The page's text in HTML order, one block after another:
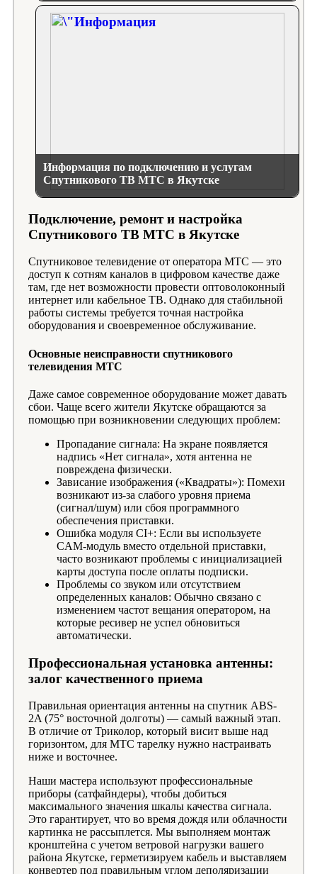
Информация по подключению и услугам
Спутникового ТВ МТС в Якутске
Подключение, ремонт и настройка
Спутникового ТВ МТС в Якутске
Спутниковое телевидение от оператора МТС — это
доступ к сотням каналов в цифровом качестве даже
там, где нет возможности провести оптоволоконный
интернет или кабельное ТВ. Однако для стабильной
работы системы требуется точная настройка
оборудования и своевременное обслуживание.
Основные неисправности спутникового
телевидения МТС
Даже самое современное оборудование может давать
сбои. Чаще всего жители Якутске обращаются за
помощью при возникновении следующих проблем:
Пропадание сигнала: На экране появляется
надпись «Нет сигнала», хотя антенна не
повреждена физически.
Зависание изображения («Квадраты»): Помехи
возникают из-за слабого уровня приема
(сигнал/шум) или сбоя программного
обеспечения приставки.
Ошибка модуля CI+: Если вы используете
CAM-модуль вместо отдельной приставки,
часто возникают проблемы с инициализацией
карты доступа после оплаты подписки.
Проблемы со звуком или отсутствием
определенных каналов: Обычно связано с
изменением частот вещания оператором, на
которые ресивер не успел обновиться
автоматически.
Профессиональная установка антенны:
залог качественного приема
Правильная ориентация антенны на спутник ABS-
2A (75° восточной долготы) — самый важный этап.
В отличие от Триколор, который висит выше над
горизонтом, для МТС тарелку нужно настраивать
ниже и восточнее.
Наши мастера используют профессиональные
приборы (сатфайндеры), чтобы добиться
максимального значения шкалы качества сигнала.
Это гарантирует, что во время дождя или облачности
картинка не рассыплется. Мы выполняем монтаж
кронштейна с учетом ветровой нагрузки вашего
района Якутске, герметизируем кабель и выставляем
конвертер под правильным углом деполяризации